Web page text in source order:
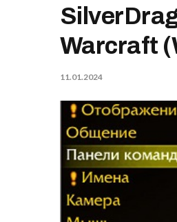
Warcraft
11.01.2024